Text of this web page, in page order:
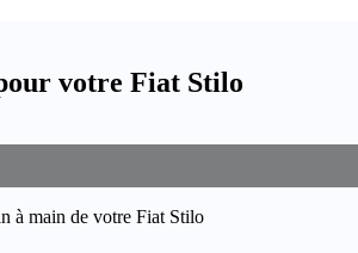
votre Fiat Stilo
à main de votre Fiat Stilo